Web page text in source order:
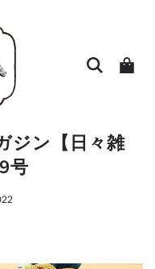
ジン【日々雑
号